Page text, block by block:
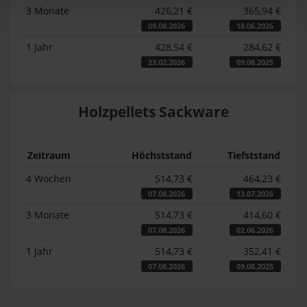
3 Monate 426,21 €
09.08.2026
365,94 €
18.06.2026
1 Jahr 428,54 €
23.02.2026
284,62 €
09.08.2025
Holzpellets Sackware
Zeitraum Höchststand
Tiefststand
4 Wochen
514,73 €
07.08.2026
464,23 €
13.07.2026
3 Monate 514,73 €
07.08.2026
414,60 €
02.06.2026
1 Jahr 514,73 €
07.08.2026
352,41 €
09.08.2025